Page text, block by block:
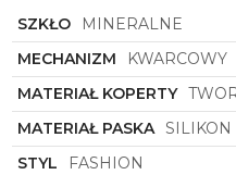
różnorodnymi stylizacjami.
Koperta wykonana jest
co sprawia, że zegarek
przy dłuższym
eleganckie białe, które
subtelności i klasy.
klasyczny wybór, który
SZKŁO
MINERALNE
MECHANIZM
KWARCOWY
MATERIAŁ KOPERTY
MATERIAŁ PASKA SILIKON
STYL
FASHION